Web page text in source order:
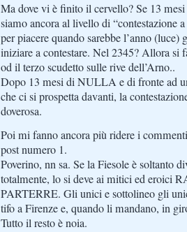
Ma dove vi è finito il cervello? Se 13
siamo ancora al livello di “contestazione
per piacere quando sarebbe l’anno (luce)
iniziare a contestare. Nel 2345? Allora si
od il terzo scudetto sulle rive dell’Arno..
Dopo 13 mesi di NULLA e di fronte ad
che ci si prospetta davanti, la
doverosa.
Poi mi fanno ancora più ridere i
post numero 1.
Poverino, nn sa. Se la Fiesole è soltanto
totalmente, lo si deve ai mitici ed eroici
PARTERRE. Gli unici e sottolineo gli
tifo a Firenze e, quando li mandano, in
Tutto il resto è noia.